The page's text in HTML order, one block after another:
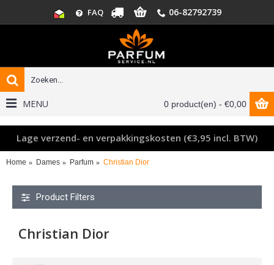
FAQ 06-82792739
0 product(en) - €0,00
MENU
Lage verzend- en verpakkingskosten (€3,95 incl. BTW)
Home Dames Parfum Christian Dior
Product Filters
Christian Dior